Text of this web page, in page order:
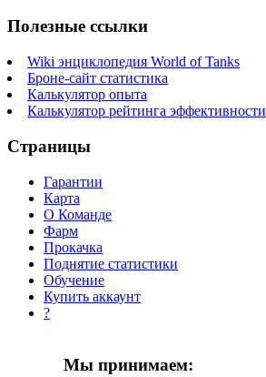
Полезные ссылки
Wiki энциклопедия World of Tanks
Броне-сайт статистика
Калькулятор опыта
Калькулятор рейтинга эффективности
Страницы
Гарантии
Карта
О Команде
Фарм
Прокачка
Поднятие статистики
Обучение
Купить аккаунт
?
Мы принимаем: